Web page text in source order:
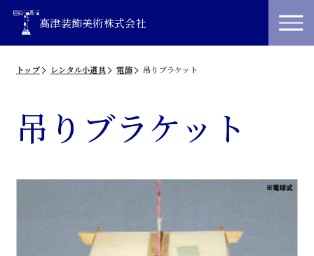
高津装飾美術株式会社
トップ レンタル小道具 電飾 吊りブラケット
吊りブラケット